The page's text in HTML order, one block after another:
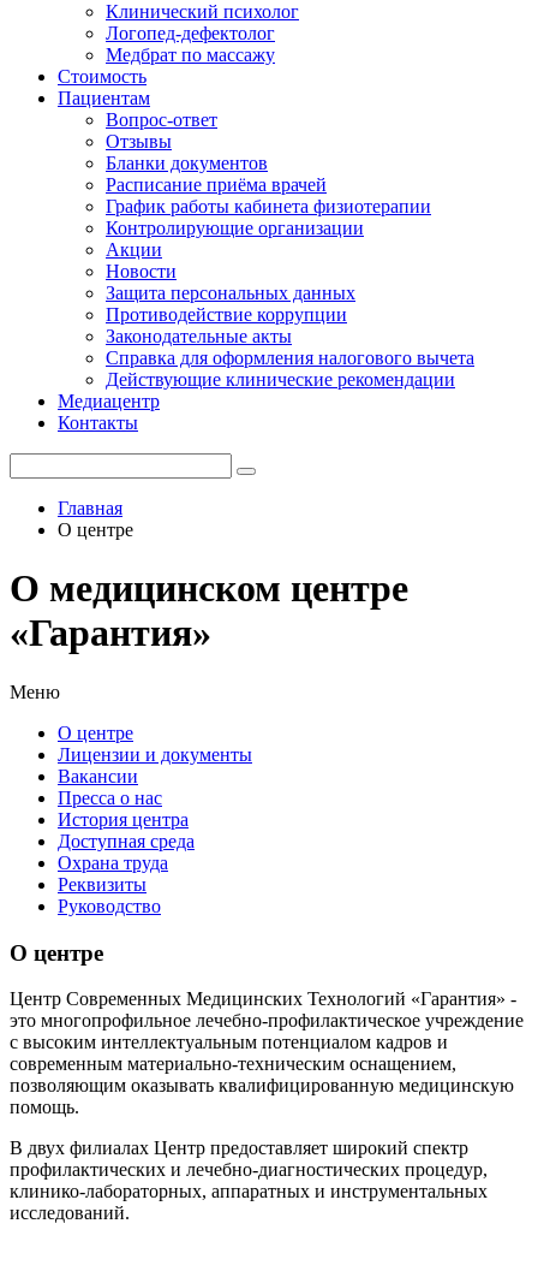
Клинический психолог
Логопед-дефектолог
Медбрат по массажу
Стоимость
Пациентам
Вопрос-ответ
Отзывы
Бланки документов
Расписание приёма врачей
График работы кабинета физиотерапии
Контролирующие организации
Акции
Новости
Защита персональных данных
Противодействие коррупции
Законодательные акты
Справка для оформления налогового вычета
Действующие клинические рекомендации
Медиацентр
Контакты
Главная
О центре
О медицинском центре
«Гарантия»
Меню
О центре
Лицензии и документы
Вакансии
Пресса о нас
История центра
Доступная среда
Охрана труда
Реквизиты
Руководство
О центре
Центр Современных Медицинских Технологий «Гарантия» -
это многопрофильное лечебно-профилактическое учреждение
с высоким интеллектуальным потенциалом кадров и
современным материально-техническим оснащением,
позволяющим оказывать квалифицированную медицинскую
помощь.
В двух филиалах Центр предоставляет широкий спектр
профилактических и лечебно-диагностических процедур,
клинико-лабораторных, аппаратных и инструментальных
исследований.